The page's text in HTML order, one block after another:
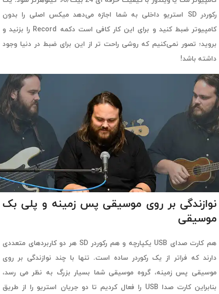
رکوردر SD استریو داخلی به شما اجازه می‌دهد میکس اصلی را بدون
کامپیوتر ضبط کنید و برای این کار کافی است دکمه Record را بزنید و
بروید؛ تصور نمی‌کنیم که روشی راحت تر از این برای ضبط در دنیا وجود
داشته باشد!
نوازندگی بر روی موسیقی پس زمینه و پلی بک
موسیقی
هم کارت صدای USB یکپارچه و هم رکوردر SD هر دو کاربردهای متعددی
دارند که فراتر از یک رکوردر ساده است. تنها با چند نوازندگی بر روی
موسیقی پس زمینه، گروه موسیقی شما بسیار بزرگ به نظر می رسد،
بنابراین کارت صدا USB را فعال کردیم تا دو جریان استریو را از طریق